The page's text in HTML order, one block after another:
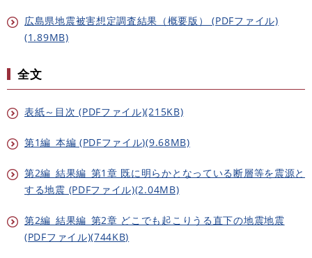
広島県地震被害想定調査結果（概要版） (PDFファイル)
(1.89MB)
全文
表紙～目次 (PDFファイル)(215KB)
第1編_本編 (PDFファイル)(9.68MB)
第2編_結果編_第1章 既に明らかとなっている断層等を震源と
する地震 (PDFファイル)(2.04MB)
第2編_結果編_第2章 どこでも起こりうる直下の地震地震
(PDFファイル)(744KB)